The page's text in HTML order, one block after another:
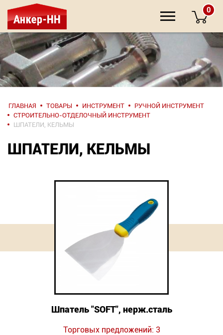
НАПИШИТЕ
НАМ
Новинки
Документация
Оплата и доставка
0
ГЛАВНАЯ ТОВАРЫ ИНСТРУМЕНТ
РУЧНОЙ ИНСТРУМЕНТ
СТРОИТЕЛЬНО-ОТДЕЛОЧНЫЙ ИНСТРУМЕНТ
ШПАТЕЛИ, КЕЛЬМЫ
ШПАТЕЛИ, КЕЛЬМЫ
Шпатель "SOFT", нерж.сталь
Торговых предложений: 3